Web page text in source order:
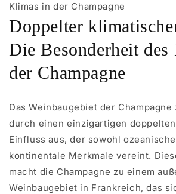
Klimas in der Champagne
Doppelter
Die Besonderheit
der Champagne
Das Weinbaugebiet der
durch einen einzigartigen
Einfluss aus, der sowohl
kontinentale Merkmale vereint.
macht die Champagne zu einem
Weinbaugebiet in Frankreich, das